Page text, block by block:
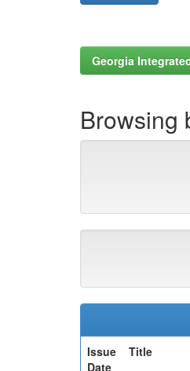
Georgia
Browsing
Issue
Date
Title